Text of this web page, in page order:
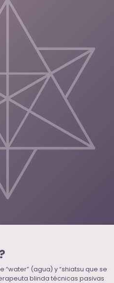
“water” (agua) y “shiatsu que se
blinda técnicas pasivas